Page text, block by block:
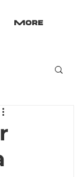
More